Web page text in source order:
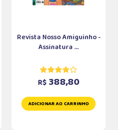
Revista Nosso Amiguinho -
Assinatura ...
R$ 388,80
ADICIONAR AO CARRINHO